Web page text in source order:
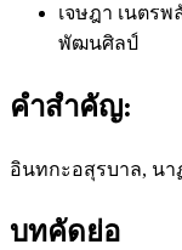
เจษฎา เนตรพ
พัฒนศิลป์
คำสำคัญ:
อินทกะอสุรบาล, น
บทคัดย่อ